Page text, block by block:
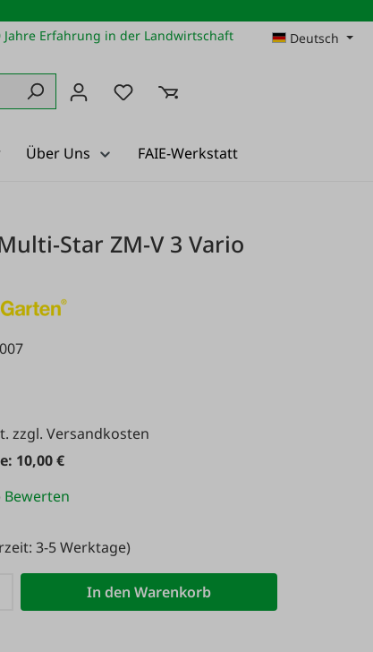
Jahre Erfahrung in der Landwirtschaft Deutsch
Du hast 0 Produkte auf dem
Über Uns FAIE-Werkstatt
Star ZM-V 3 Vario
zzgl. Versandkosten
10,00 €
Bewerten
3-5 Werktage)
Gib den gewünschten Wert
In den Warenkorb